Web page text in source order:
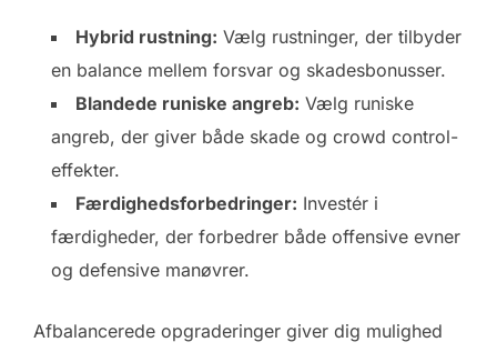
Hybrid rustning: Vælg rustninger, der tilbyder
en balance mellem forsvar og skadesbonusser.
Blandede runiske angreb: Vælg runiske
angreb, der giver både skade og crowd control-
effekter.
Færdighedsforbedringer: Investér i
færdigheder, der forbedrer både offensive evner
og defensive manøvrer.
Afbalancerede opgraderinger giver dig mulighed